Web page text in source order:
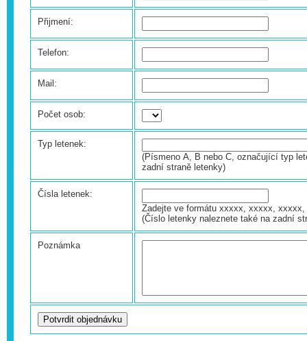
Přijmení:
Telefon:
Mail:
Počet osob:
Typ letenek:
(Písmeno A, B nebo C, označující typ
zadní straně letenky)
Čísla letenek:
Zadejte ve formátu xxxxx, xxxxx, xxxxx,
(Číslo letenky naleznete také na zadní
Poznámka